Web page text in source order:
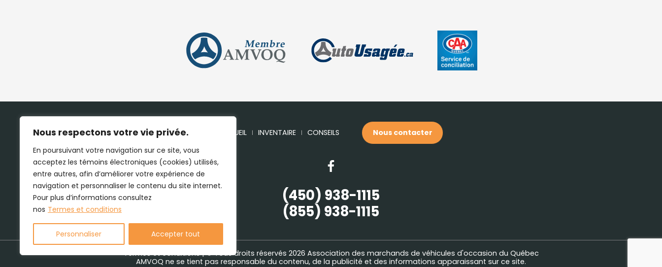
Nous respectons votre vie privée.
En poursuivant votre navigation sur ce site, vous
acceptez les témoins électroniques (cookies) utilisés,
entre autres, afin d’améliorer votre expérience de
navigation et personnaliser le contenu du site internet.
Pour plus d’informations consultez
nos Termes et conditions
Personnaliser Accepter tout
ACCUEIL INVENTAIRE CONSEILS Nous contacter
(450) 938-1115
(855) 938-1115
Termes et conditions| © Tous droits réservés 2026 Association des marchands de véhicules d'occasion du Québec
AMVOQ ne se tient pas responsable du contenu, de la publicité et des informations apparaissant sur ce site.